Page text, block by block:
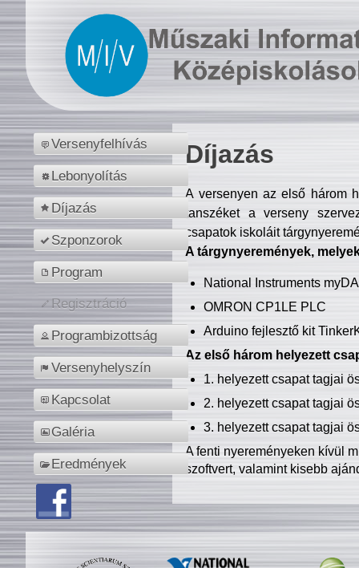
Versenyfelhívás
Lebonyolítás
Díjazás
Szponzorok
Program
Regisztráció
Programbizottság
Versenyhelyszín
Kapcsolat
Galéria
Eredmények
Díjazás
A versenyen az első három
tanszéket a verseny
csapatok iskoláit
A tárgynyeremények,
National Instruments
OMRON CP1LE PLC
Arduino fejlesztő kit
Az első három helyezett
1. helyezett csapat tagjai
2. helyezett csapat tagjai
3. helyezett csapat tagjai
A fenti nyereményeken kívül
szoftvert, valamint kisebb